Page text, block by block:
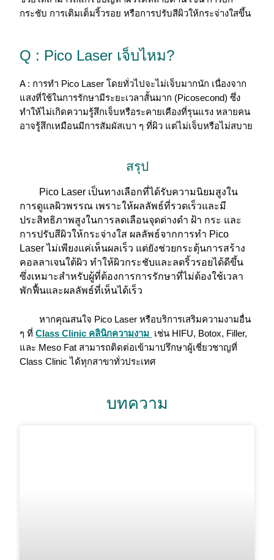
กระชับ การเติมเต็มริ้วรอย หรือการปรับสีผิวให้กระจ่างใสขึ้น
Q : Pico Laser เจ็บไหม?
A : การทำ Pico Laser โดยทั่วไปจะไม่เจ็บมากนัก เนื่องจาก
แสงที่ใช้ในการรักษามีระยะเวลาสั้นมาก (Picosecond) ซึ่ง
ทำให้ไม่เกิดความรู้สึกเจ็บหรือระคายเคืองที่รุนแรง หลายคน
อาจรู้สึกเหมือนมีการสัมผัสเบา ๆ ที่ผิว แต่ไม่เจ็บหรือไม่สบาย
สรุป
Pico Laser เป็นทางเลือกที่ได้รับความนิยมสูงใน
การดูแลผิวพรรณ เพราะให้ผลลัพธ์ที่รวดเร็วและมี
ประสิทธิภาพสูงในการลดเลือนจุดด่างดำ ฝ้า กระ และ
การปรับสีผิวให้กระจ่างใส ผลลัพธ์จากการทำ Pico
Laser ไม่เพียงแค่เห็นผลเร็ว แต่ยังช่วยกระตุ้นการสร้าง
คอลลาเจนใต้ผิว ทำให้ผิวกระชับและลดริ้วรอยได้ดีขึ้น
ซึ่งเหมาะสำหรับผู้ที่ต้องการการรักษาที่ไม่ต้องใช้เวลา
พักฟื้นและผลลัพธ์ที่เห็นได้เร็ว
หากคุณสนใจ Pico Laser หรือบริการเสริมความงามอื่น
ๆ ที่Class Clinic คลินิกความงาม เช่น HIFU, Botox, Filler,
และ Meso Fat สามารถติดต่อเข้ามาปรึกษาผู้เชี่ยวชาญที่
Class Clinic ได้ทุกสาขาทั่วประเทศ
บทความ